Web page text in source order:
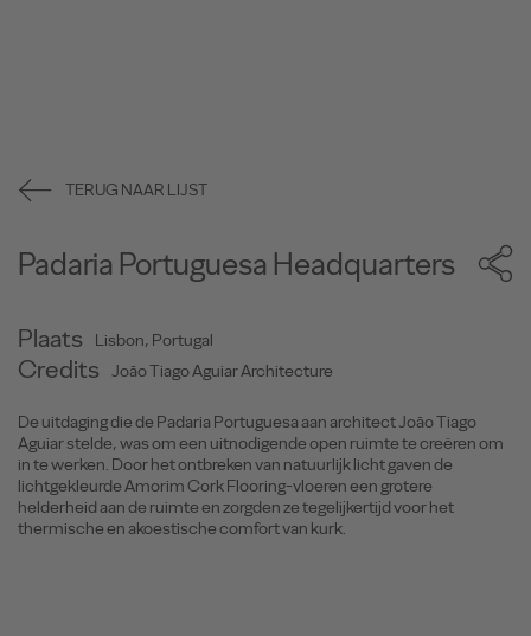
TERUG NAAR LIJST
Padaria Portuguesa Headquarters
Plaats Lisbon, Portugal
Credits João Tiago Aguiar Architecture
De uitdaging die de Padaria Portuguesa aan architect João Tiago
Aguiar stelde, was om een uitnodigende open ruimte te creëren om
in te werken. Door het ontbreken van natuurlijk licht gaven de
lichtgekleurde Amorim Cork Flooring-vloeren een grotere
helderheid aan de ruimte en zorgden ze tegelijkertijd voor het
thermische en akoestische comfort van kurk.